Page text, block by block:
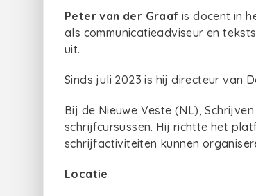
Peter van der Graaf is docent in
als communicatieadviseur en
uit.
Sinds juli 2023 is hij directeur van
Bij de Nieuwe Veste (NL),
schrijfcursussen. Hij richtte het
schrijfactiviteiten kunnen
Locatie